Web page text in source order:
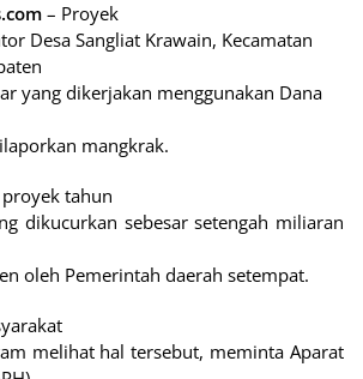
– Proyek
Desa Sangliat Krawain, Kecamatan
yang dikerjakan menggunakan Dana
mangkrak.
tahun
dikucurkan sebesar setengah miliaran
oleh Pemerintah daerah setempat.
melihat hal tersebut, meminta Aparat